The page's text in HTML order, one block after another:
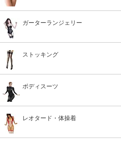
ガーターランジェリー
ストッキング
ボディスーツ
レオタード・体操着